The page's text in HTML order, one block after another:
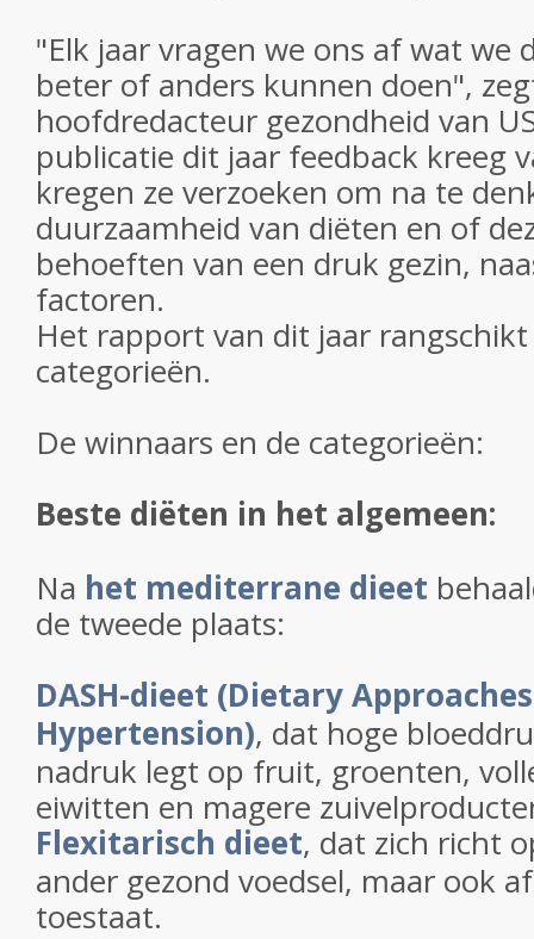
"Elk jaar vragen we ons af wat we
beter of anders kunnen doen",
hoofdredacteur gezondheid van
publicatie dit jaar feedback kreeg
kregen ze verzoeken om na te
duurzaamheid van diëten en of
behoeften van een druk gezin,
factoren.
Het rapport van dit jaar
categorieën.
De winnaars en de categorieën:
Beste diëten in het algemeen:
Na het mediterrane dieet
de tweede plaats:
DASH-dieet (Dietary
Hypertension), dat hoge
nadruk legt op fruit, groenten,
eiwitten en magere
Flexitarisch dieet, dat zich richt
ander gezond voedsel, maar ook
toestaat.